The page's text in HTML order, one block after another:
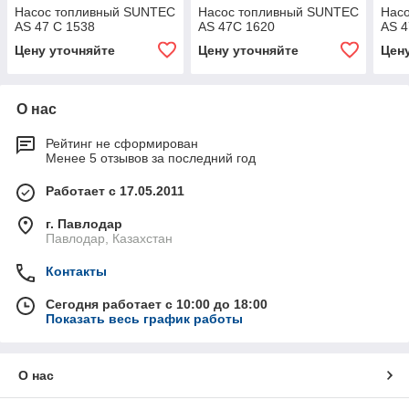
Насос топливный SUNTEC
AS 47 C 1538
Цену уточняйте
Насос топливный SUNTEC
AS 47C 1620
Цену уточняйте
AS
О нас
Рейтинг не сформирован
Менее 5 отзывов за последний год
Работает с 17.05.2011
г. Павлодар
Павлодар, Казахстан
Контакты
Сегодня работает с 10:00 до 18:00
Показать весь график работы
О нас